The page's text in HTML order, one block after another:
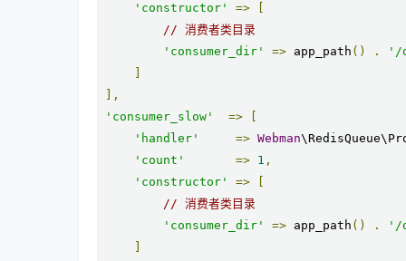
'constructor'
=>
// 消费者类目录
'consumer_dir'
=> app_path () .
'/
],
'consumer_slow'
=>
'handler'
=> Webman
'count'
=> 1 ,
'constructor'
=>
// 消费者类目录
'consumer_dir'
=> app_path () .
'/